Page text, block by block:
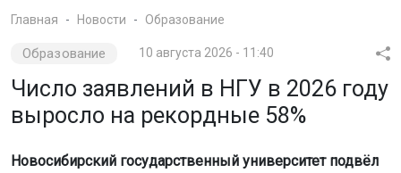
Главная Новости Образование
Образование 10 августа 2026 - 11:40
Число заявлений в НГУ в 2026 году
выросло на рекордные 58%
Новосибирский государственный университет подвёл